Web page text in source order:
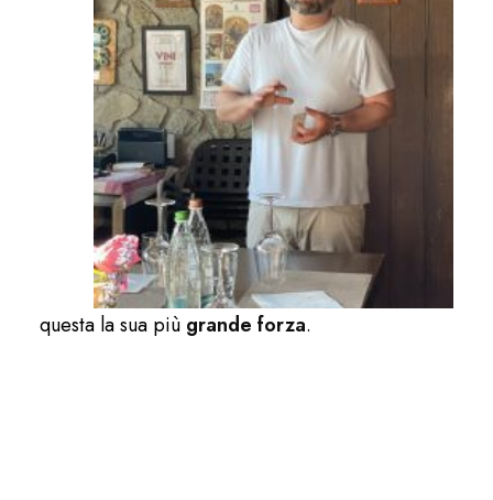
questa la sua più grande forza.